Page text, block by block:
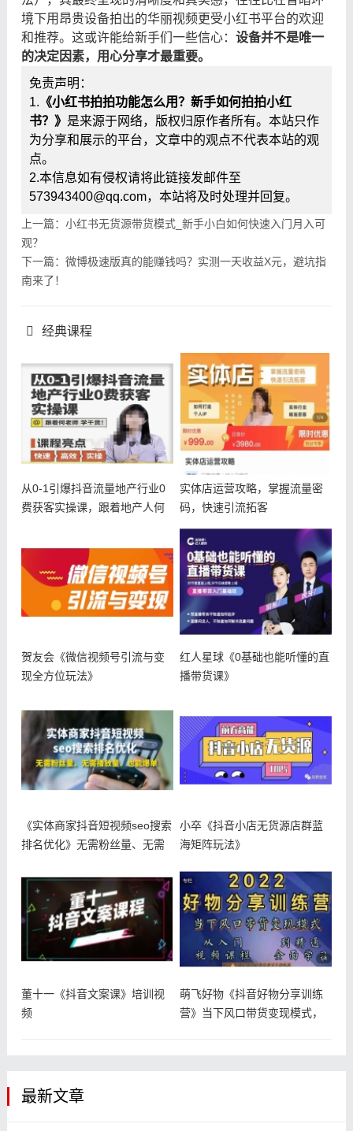
境下用昂贵设备拍出的华丽视频更受小红书平台的欢迎
和推荐。这或许能给新手们一些信心： 设备并不是唯一
的决定因素，用心分享才最重要。
免责声明：
1. 《小红书拍拍功能怎么用？新手如何拍拍小红
书？》 是来源于网络，版权归原作者所有。本站只作
为分享和展示的平台，文章中的观点不代表本站的观
点。
2.本信息如有侵权请将此链接发邮件至
573943400@qq.com，本站将及时处理并回复。
上一篇：小红书无货源带货模式_新手小白如何快速入门月入可
观？
下一篇：微博极速版真的能赚钱吗？实测一天收益X元，避坑指
南来了！
经典课程
从0-1引爆抖音流量地产行业0
费获客实操课，跟着地产人何
实体店运营攻略，掌握流量密
码，快速引流拓客
贺友会《微信视频号引流与变
现全方位玩法》
红人星球《0基础也能听懂的直
播带货课》
《实体商家抖音短视频seo搜索
排名优化》无需粉丝量、无需
小卒《抖音小店无货源店群蓝
海矩阵玩法》
董十一《抖音文案课》培训视
频
萌飞好物《抖音好物分享训练
营》当下风口带货变现模式，
最新文章